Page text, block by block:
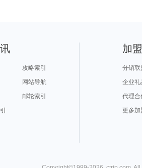
攻略索引
网站导航
邮轮索引
加
分销联
企业礼
代理合
更多加